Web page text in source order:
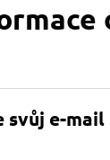
svůj e-mail